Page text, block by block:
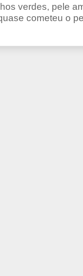
verdes, pele
cometeu o